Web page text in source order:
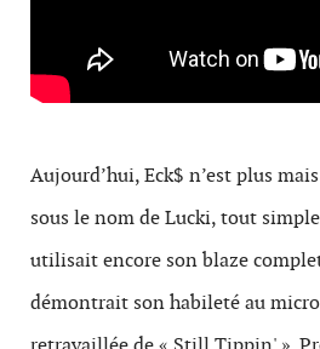
Aujourd’hui, Eck$ n’est plus
sous le nom de Lucki, tout
utilisait encore son blaze
démontrait son habileté au